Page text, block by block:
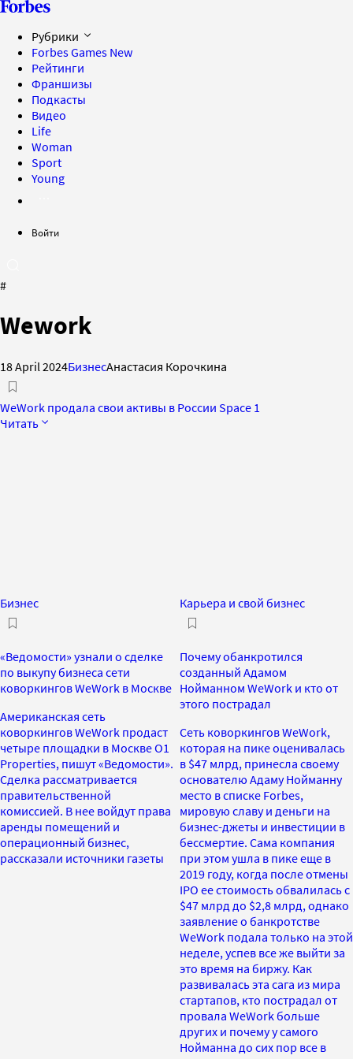
Рубрики
Forbes Games New
Рейтинги
Франшизы
Подкасты
Видео
Life
Woman
Sport
Young
Войти
#
Wework
18 April 2024БизнесАнастасия Корочкина
WeWork продала свои активы в России Space 1
Читать
Бизнес
«Ведомости» узнали о сделке
по выкупу бизнеса сети
коворкингов WeWork в Москве
Американская сеть
коворкингов WeWork продаст
четыре площадки в Москве O1
Properties, пишут «Ведомости».
Сделка рассматривается
правительственной
комиссией. В нее войдут права
аренды помещений и
операционный бизнес,
рассказали источники газеты
Карьера и свой бизнес
Почему обанкротился
созданный Адамом
Нойманном WeWork и кто от
этого пострадал
Сеть коворкингов WeWork,
которая на пике оценивалась
в $47 млрд, принесла своему
основателю Адаму Нойманну
место в списке Forbes,
мировую славу и деньги на
бизнес-джеты и инвестиции в
бессмертие. Сама компания
при этом ушла в пике еще в
2019 году, когда после отмены
IPO ее стоимость обвалилась с
$47 млрд до $2,8 млрд, однако
заявление о банкротстве
WeWork подала только на этой
неделе, успев все же выйти за
это время на биржу. Как
развивалась эта сага из мира
стартапов, кто пострадал от
провала WeWork больше
других и почему у самого
Нойманна до сих пор все в